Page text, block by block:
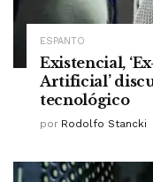
ESPANTO
Existencial,
Artificial’
tecnológico
por Rodolfo Stancki